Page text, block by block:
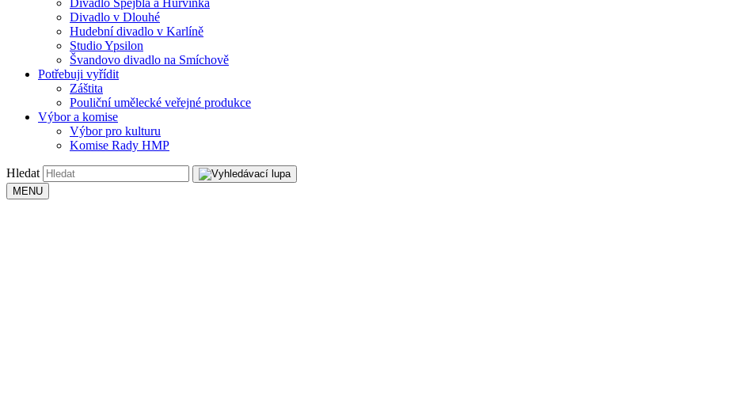
Divadlo Spejbla a Hurvínka
Divadlo v Dlouhé
Hudební divadlo v Karlíně
Studio Ypsilon
Švandovo divadlo na Smíchově
Potřebuji vyřídit
Záštita
Pouliční umělecké veřejné produkce
Výbor a komise
Výbor pro kulturu
Komise Rady HMP
Hledat
MENU